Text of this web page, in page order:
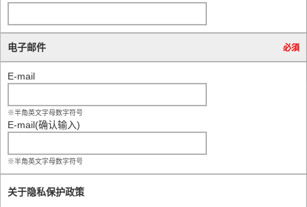
电子邮件 必須
E-mail
※半角英文字母数字符号
E-mail(确认输入)
※半角英文字母数字符号
关于隐私保护政策